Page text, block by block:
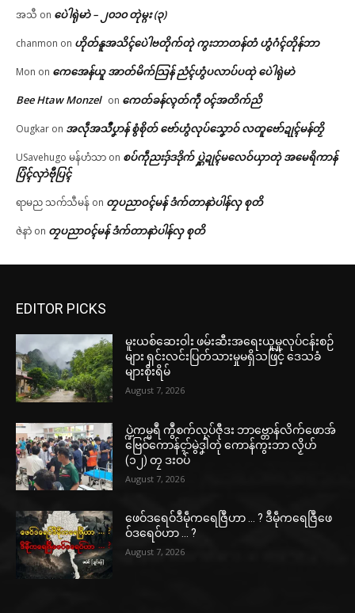
အသီ on ပေဲါရုဲမာဲ – ၂၀၁၀ တုဲမ္ဂး (၃)
chanmon on ဟိုတ်နူအသိၚ်ပေဲါဗတိုက်တုဲ ကွးဘာတန်တံ ဟွံဂံၚ်တိုန်ဘာ
Mon on ကေအေန်ယူ အာတ်မိက်သြန် ညံၚ်ဟွံပလာပ်ပထုဲ ပေဲါရုဲမာဲ
Bee Htaw Monzel on ကေတ်ခန်လ္ၚတ်ကဵု ၀ၚ်အတိက်ညိ
Ougkar on အလဵုအသဳပၞာန် စွံစိုတ် ဗော်ဟွံလုပ်သၞောဝ် လတူဗော်ဍုၚ်မန်တၟိ
USavehugo မန်ဟံသာ on စပ်ကဵုညးဒှ်ဒဒိုက် ပ္ဋဲဍုၚ်မလေဝ်ယှာတုဲ အမေရိကာန်
ပြံၚ်လှာဲဗီုပြၚ်
ရာမည သက်သီမန် on တၠပညာဝၚ်မန် ဒံက်တာနာဲပါန်လှ စုတိ
ဇဲနာဲ on တၠပညာဝၚ်မန် ဒံက်တာနာဲပါန်လှ စုတိ
EDITOR PICKS
မူးယစ်ဆေးဝါး ဖမ်းဆီးအရေးယူမှုလုပ်ငန်းစဉ်
များ ရှင်းလင်းပြတ်သားမှုမရှိသဖြင့် ဒေသခံ
များစိုးရိမ်
August 7, 2026
ပ္ဍဲကမ္မရဳ ကွဳစက်လုပ်ဇီုဒး ဘာဗ္တောန်လိက်ဖောအ်
ဗြေဝ်ကောန်ၚာ်မွဲဒၞါဲတုဲ ကောန်ကွးဘာ လၟိဟ်
(၁၂) တၠ ဒးဝပ်
August 7, 2026
ဖေဝ်ဒရေဝ်ဒဳမဵုကရေဇြဳဟာ … ? ဒဳမဵုကရေဇြဳဖေ
ဝ်ဒရေဝ်ဟာ … ?
August 7, 2026